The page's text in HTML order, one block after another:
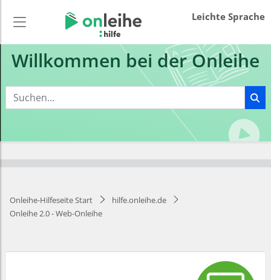
Leichte Sprache
Willkommen bei der Onleihe
Onleihe-Hilfeseite Start
hilfe.onleihe.de
Onleihe 2.0 - Web-Onleihe